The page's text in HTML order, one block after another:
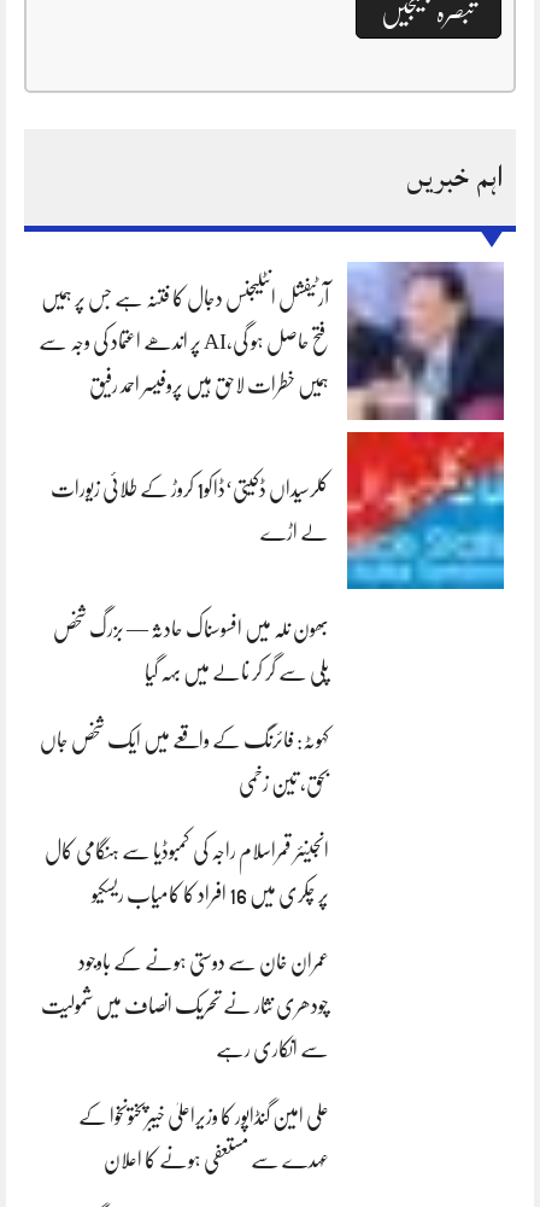
اہم خبریں
آرٹیفشل انٹلیجنس دجال کا فتنہ ہے جس پر ہمیں
فتح حاصل ہو گی،AI پر اندھے اعتماد کی وجہ سے
ہمیں خطرات لاحق ہیں پروفیسر احمد رفیق
کلرسیداں ڈکیتی‘ڈاکو1 کروڑ کے طلائی زیورات
لے اڑے
بھون نلہ میں افسوسناک حادثہ — بزرگ شخص
پلی سے گر کر نالے میں بہہ گیا
کہوٹہ: فائرنگ کے واقعے میں ایک شخص جاں
بحق، تین زخمی
انجینئر قمراسلام راجہ کی کمبوڈیا سے ہنگامی کال
پر چکری میں 16 افراد کا کامیاب ریسکیو
عمران خان سے دوستی ہونے کے باوجود
چودھری نثار نے تحریک انصاف میں شمولیت
سے انکاری رہے
علی امین گنڈاپور کا وزیراعلیٰ خیبرپختونخوا کے
عہدے سے مستعفی ہونے کا اعلان